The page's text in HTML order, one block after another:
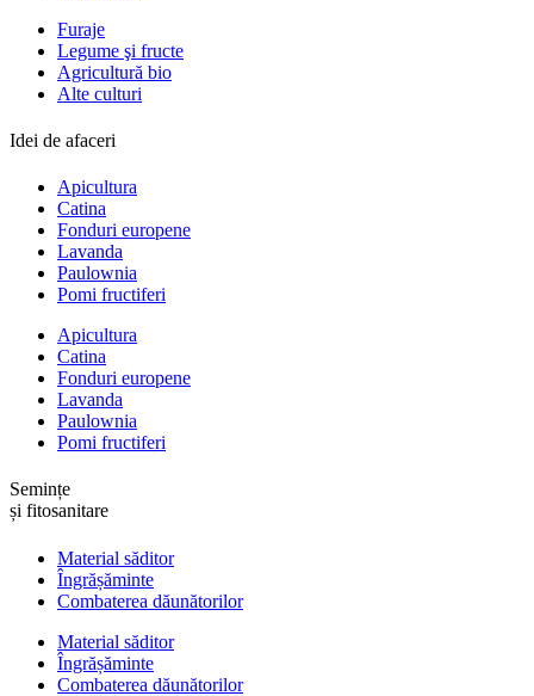
Furaje
Legume şi fructe
Agricultură bio
Alte culturi
Idei de afaceri
Apicultura
Catina
Fonduri europene
Lavanda
Paulownia
Pomi fructiferi
Apicultura
Catina
Fonduri europene
Lavanda
Paulownia
Pomi fructiferi
Semințe
și fitosanitare
Material săditor
Îngrășăminte
Combaterea dăunătorilor
Material săditor
Îngrășăminte
Combaterea dăunătorilor